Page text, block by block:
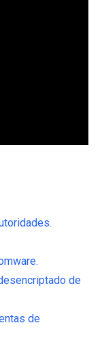
de
de